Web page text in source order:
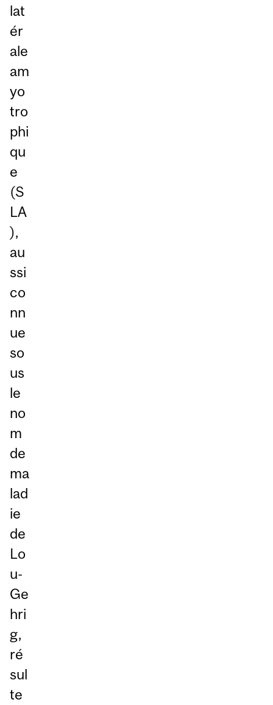
lat
ér
ale
am
yo
tro
phi
qu
e
(S
LA
),
au
ssi
co
nn
ue
so
us
le
no
m
de
ma
lad
ie
de
Lo
u-
Ge
hri
g,
ré
sul
te